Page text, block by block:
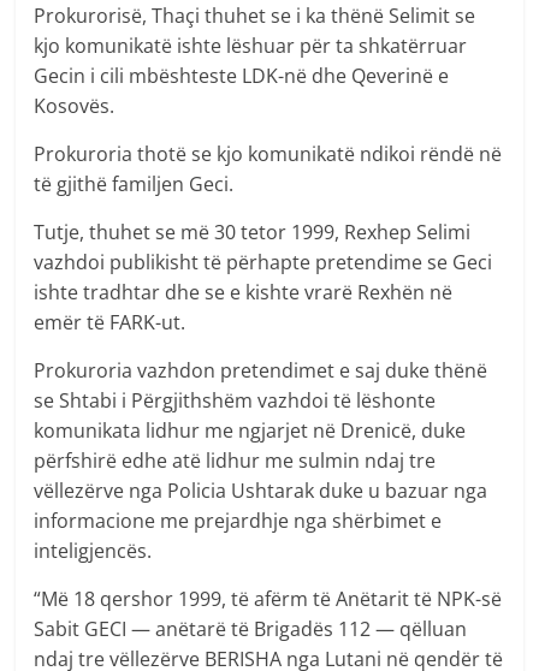
Prokurorisë, Thaçi thuhet se i ka thënë Selimit se
kjo komunikatë ishte lëshuar për ta shkatërruar
Gecin i cili mbështeste LDK-në dhe Qeverinë e
Kosovës.
Prokuroria thotë se kjo komunikatë ndikoi rëndë në
të gjithë familjen Geci.
Tutje, thuhet se më 30 tetor 1999, Rexhep Selimi
vazhdoi publikisht të përhapte pretendime se Geci
ishte tradhtar dhe se e kishte vrarë Rexhën në
emër të FARK-ut.
Prokuroria vazhdon pretendimet e saj duke thënë
se Shtabi i Përgjithshëm vazhdoi të lëshonte
komunikata lidhur me ngjarjet në Drenicë, duke
përfshirë edhe atë lidhur me sulmin ndaj tre
vëllezërve nga Policia Ushtarak duke u bazuar nga
informacione me prejardhje nga shërbimet e
inteligjencës.
“Më 18 qershor 1999, të afërm të Anëtarit të NPK-së
Sabit GECI — anëtarë të Brigadës 112 — qëlluan
ndaj tre vëllezërve BERISHA nga Lutani në qendër të